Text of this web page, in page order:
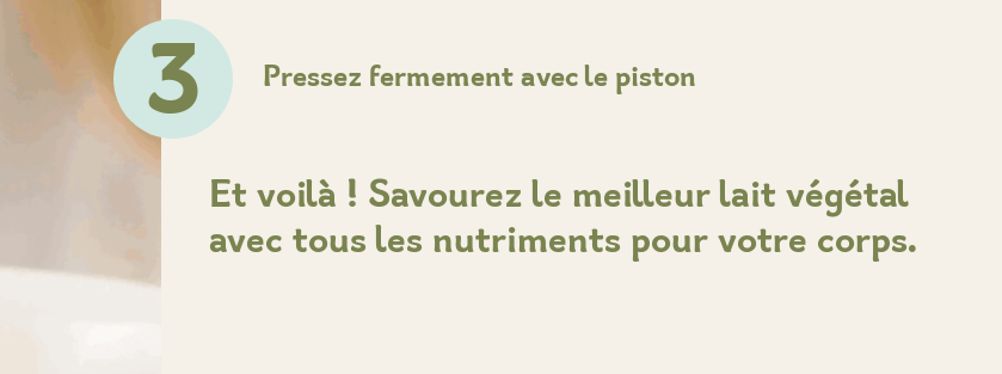
3 Pressez fermement avec le piston
Et voilà ! Savourez le meilleur lait végétal
avec tous les nutriments pour votre corps.